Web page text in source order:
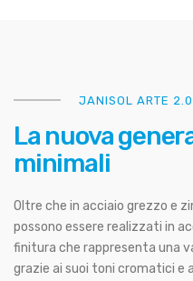
JANISOL ARTE 2.0
La nuova
minimali
Oltre che in acciaio grezzo e
possono essere realizzati in
finitura che rappresenta una
grazie ai suoi toni cromatici